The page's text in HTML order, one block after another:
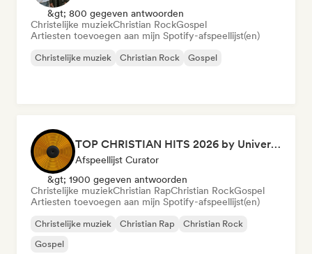
&gt; 800 gegeven antwoorden
Christelijke muziekChristian RockGospel
Artiesten toevoegen aan mijn Spotify-afspeellijst(en)
Christelijke muziek Christian Rock Gospel
TOP CHRISTIAN HITS 2026 by Universal Hits
Afspeellijst Curator
&gt; 1900 gegeven antwoorden
Christelijke muziekChristian RapChristian RockGospel
Artiesten toevoegen aan mijn Spotify-afspeellijst(en)
Christelijke muziek Christian Rap
Christian Rock
Gospel